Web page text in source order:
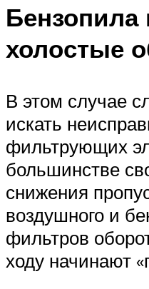
Бензопила
холостые
В этом случае
искать
фильтрующих
большинстве
снижения
воздушного и
фильтров
ходу начинают